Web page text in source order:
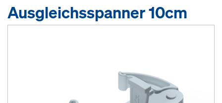
Ausgleichsspanner 10cm